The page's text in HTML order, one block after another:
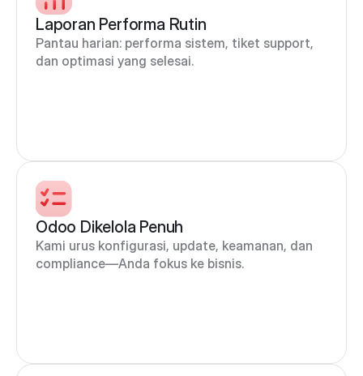
Laporan Performa Rutin
Pantau harian: performa sistem, tiket support,
dan optimasi yang selesai.
Odoo Dikelola Penuh
Kami urus konfigurasi, update, keamanan, dan
compliance—Anda fokus ke bisnis.